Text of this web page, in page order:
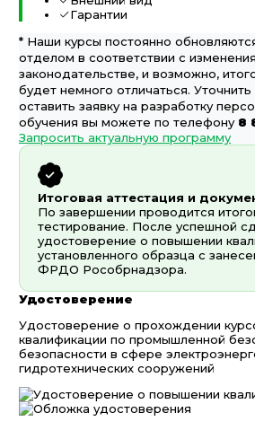
Гарантии
* Наши курсы постоянно
отделом в соответствии с
законодательстве, и возможно,
будет немного отличаться. Уточнить
оставить заявку на разработку
обучения вы можете по телефону 8
Запросить актуальную программу
Итоговая аттестация и
По завершении проводится
тестирование. После успешной
удостоверение о повышении
установленного образца с
ФРДО Рособрнадзора.
Удостоверение
Удостоверение о прохождении
квалификации по промышленной
безопасности в сфере
гидротехнических сооружений